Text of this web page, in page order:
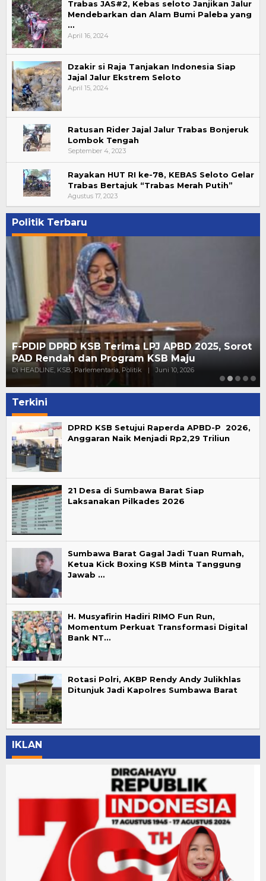
Trabas JAS#2, Kebas seloto Janjikan Jalur
Mendebarkan dan Alam Bumi Paleba yang
…
April 16, 2024
Dzakir si Raja Tanjakan Indonesia Siap
Jajal Jalur Ekstrem Seloto
April 15, 2024
Ratusan Rider Jajal Jalur Trabas Bonjeruk
Lombok Tengah
September 4, 2023
Rayakan HUT RI ke-78, KEBAS Seloto Gelar
Trabas Bertajuk “Trabas Merah Putih”
Agustus 17, 2023
Politik Terbaru
F-PDIP DPRD KSB Terima LPJ APBD 2025, Sorot
PAD Rendah dan Program KSB Maju
Di HEADLINE, KSB, Parlementaria, Politik | Juni 10, 2026
Terkini
DPRD KSB Setujui Raperda APBD-P 2026,
Anggaran Naik Menjadi Rp2,29 Triliun
21 Desa di Sumbawa Barat Siap
Laksanakan Pilkades 2026
Sumbawa Barat Gagal Jadi Tuan Rumah,
Ketua Kick Boxing KSB Minta Tanggung
Jawab …
H. Musyafirin Hadiri RIMO Fun Run,
Momentum Perkuat Transformasi Digital
Bank NT…
Rotasi Polri, AKBP Rendy Andy Julikhlas
Ditunjuk Jadi Kapolres Sumbawa Barat
IKLAN